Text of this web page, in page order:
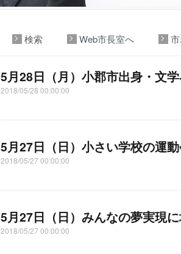
検索 Web市長室へ
5月28日（月）小郡市出身・文
2018/05/28 00:00:00
5月27日（日）小さい学校の運
2018/05/27 00:00:00
5月27日（日）みんなの夢実現
2018/05/27 00:00:00